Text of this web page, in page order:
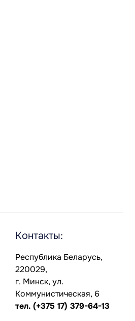
Контакты:
Республика Беларусь,
220029,
г. Минск, ул.
Коммунистическая, 6
тел. (+375 17) 379-64-13